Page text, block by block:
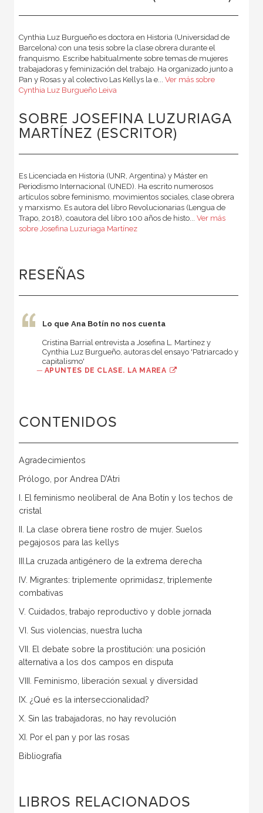
Cynthia Luz Burgueño es doctora en Historia (Universidad de
Barcelona) con una tesis sobre la clase obrera durante el
franquismo. Escribe habitualmente sobre temas de mujeres
trabajadoras y feminización del trabajo. Ha organizado junto a
Pan y Rosas y al colectivo Las Kellys la e... Ver más sobre
Cynthia Luz Burgueño Leiva
SOBRE JOSEFINA LUZURIAGA
MARTÍNEZ (ESCRITOR)
Es Licenciada en Historia (UNR, Argentina) y Máster en
Periodismo Internacional (UNED). Ha escrito numerosos
artículos sobre feminismo, movimientos sociales, clase obrera
y marxismo. Es autora del libro Revolucionarias (Lengua de
Trapo, 2018), coautora del libro 100 años de histo... Ver más
sobre Josefina Luzuriaga Martínez
RESEÑAS
Lo que Ana Botín no nos cuenta
Cristina Barrial entrevista a Josefina L. Martínez y
Cynthia Luz Burgueño, autoras del ensayo 'Patriarcado y
capitalismo'
— APUNTES DE CLASE. LA MAREA
CONTENIDOS
Agradecimientos
Prólogo, por Andrea D’Atri
I. El feminismo neoliberal de Ana Botín y los techos de
cristal
II. La clase obrera tiene rostro de mujer. Suelos
pegajosos para las kellys
III.La cruzada antigénero de la extrema derecha
IV. Migrantes: triplemente oprimidasz, triplemente
combativas
V. Cuidados, trabajo reproductivo y doble jornada
VI. Sus violencias, nuestra lucha
VII. El debate sobre la prostitución: una posición
alternativa a los dos campos en disputa
VIII. Feminismo, liberación sexual y diversidad
IX. ¿Qué es la interseccionalidad?
X. Sin las trabajadoras, no hay revolución
XI. Por el pan y por las rosas
Bibliografía
LIBROS RELACIONADOS